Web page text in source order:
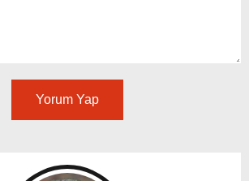
Yorum Yap